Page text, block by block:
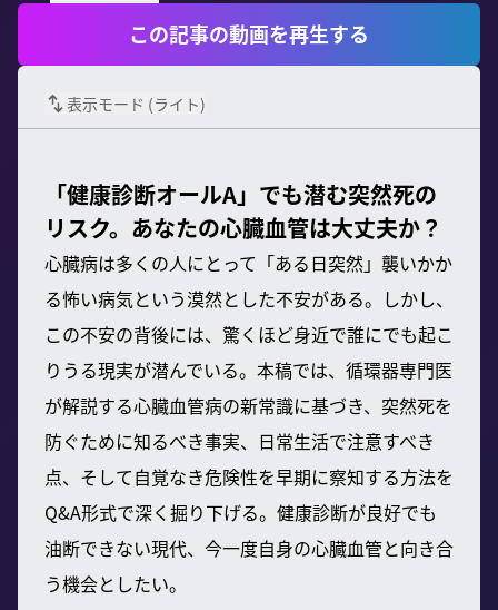
この記事の動画を再生する
表示モード (ライト)
「健康診断オールA」でも潜む突然死の
リスク。あなたの心臓血管は大丈夫か？
心臓病は多くの人にとって「ある日突然」襲いかか
る怖い病気という漠然とした不安がある。しかし、
この不安の背後には、驚くほど身近で誰にでも起こ
りうる現実が潜んでいる。本稿では、循環器専門医
が解説する心臓血管病の新常識に基づき、突然死を
防ぐために知るべき事実、日常生活で注意すべき
点、そして自覚なき危険性を早期に察知する方法を
Q&A形式で深く掘り下げる。健康診断が良好でも
油断できない現代、今一度自身の心臓血管と向き合
う機会としたい。